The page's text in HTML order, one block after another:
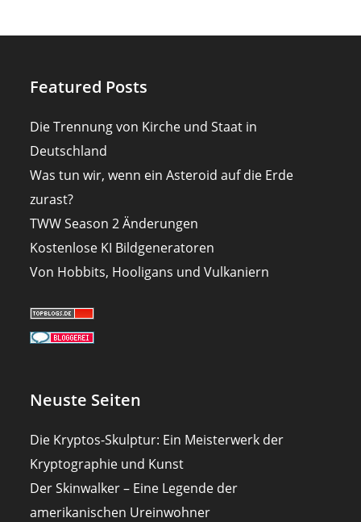
Featured Posts
Die Trennung von Kirche und Staat in
Deutschland
Was tun wir, wenn ein Asteroid auf die Erde
zurast?
TWW Season 2 Änderungen
Kostenlose KI Bildgeneratoren
Von Hobbits, Hooligans und Vulkaniern
Neuste Seiten
Die Kryptos-Skulptur: Ein Meisterwerk der
Kryptographie und Kunst
Der Skinwalker – Eine Legende der
amerikanischen Ureinwohner